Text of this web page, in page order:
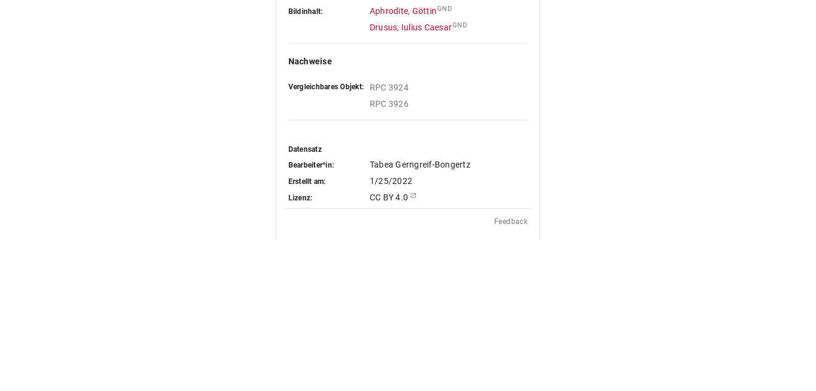
Bildinhalt: Aphrodite, GöttinGND
Drusus, Iulius CaesarGND
Nachweise
Vergleichbares Objekt:
RPC 3924
RPC 3926
Datensatz
Bearbeiter*in:
Tabea Gerngreif-Bongertz
Erstellt am: 1/25/2022
Lizenz: CC BY 4.0
Feedback